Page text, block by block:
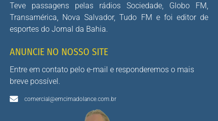
Teve passagens pelas rádios Sociedade, Globo FM,
Transamérica, Nova Salvador, Tudo FM e foi editor de
esportes do Jornal da Bahia.
ANUNCIE NO NOSSO SITE
Entre em contato pelo e-mail e responderemos o mais
breve possível.
comercial@emcimadolance.com.br